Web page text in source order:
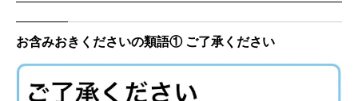
お含みおきくださいの類語① ご了承ください